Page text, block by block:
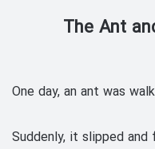
One day, an ant was
Suddenly, it slipped